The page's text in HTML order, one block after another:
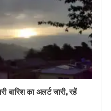
बारिश का अलर्ट जारी, रहें